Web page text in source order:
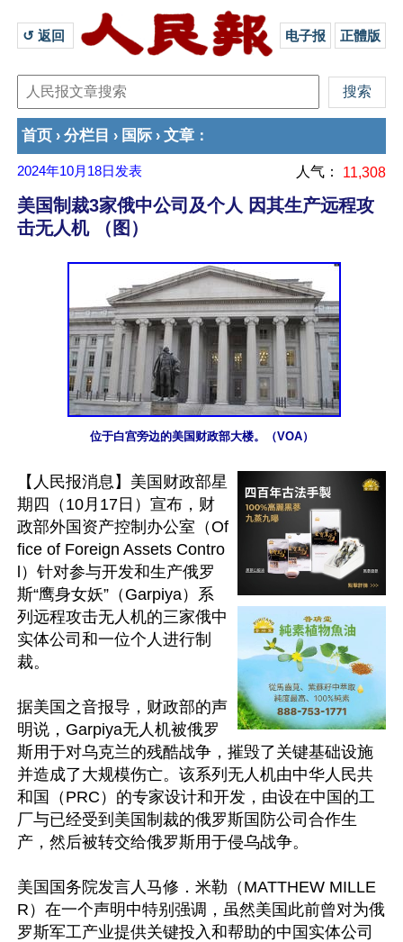
↺ 返回 电子报 正體版
首页 › 分栏目 › 国际 › 文章 ：
2024年10月18日 发表 人气： 11,308
美国制裁3家俄中公司及个人 因其生产远程攻
击无人机 （图）
位于白宫旁边的美国财政部大楼。（VOA）
【人民报消息】美国财政部星
期四（10月17日）宣布，财
政部外国资产控制办公室（Of
fice of Foreign Assets Contro
l）针对参与开发和生产俄罗
斯“鹰身女妖”（Garpiya）系
列远程攻击无人机的三家俄中
实体公司和一位个人进行制
裁。
据美国之音报导，财政部的声
明说，Garpiya无人机被俄罗
斯用于对乌克兰的残酷战争，摧毁了关键基础设施
并造成了大规模伤亡。该系列无人机由中华人民共
和国（PRC）的专家设计和开发，由设在中国的工
厂与已经受到美国制裁的俄罗斯国防公司合作生
产，然后被转交给俄罗斯用于侵乌战争。
美国国务院发言人马修．米勒（MATTHEW MILLE
R）在一个声明中特别强调，虽然美国此前曾对为俄
罗斯军工产业提供关键投入和帮助的中国实体公司